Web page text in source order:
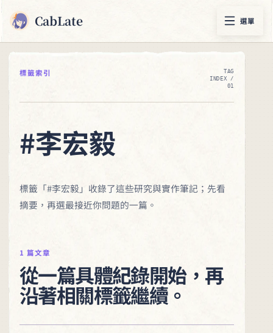
CabLate 選單
標籤索引
TAG
INDEX /
01
#李宏毅
標籤「#李宏毅」收錄了這些研究與實作筆記；先看
摘要，再選最接近你問題的一篇。
1 篇文章
從一篇具體紀錄開始，再
沿著相關標籤繼續。